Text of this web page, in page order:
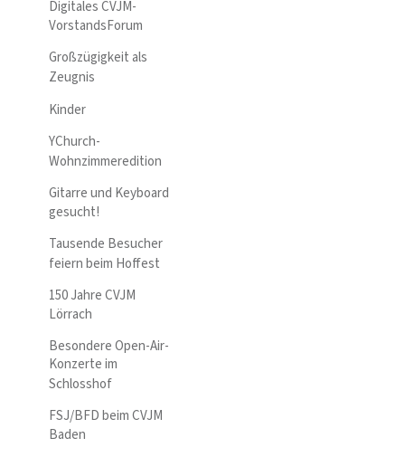
Digitales CVJM-
VorstandsForum
Großzügigkeit als
Zeugnis
Kinder
YChurch-
Wohnzimmeredition
Gitarre und Keyboard
gesucht!
Tausende Besucher
feiern beim Hoffest
150 Jahre CVJM
Lörrach
Besondere Open-Air-
Konzerte im
Schlosshof
FSJ/BFD beim CVJM
Baden